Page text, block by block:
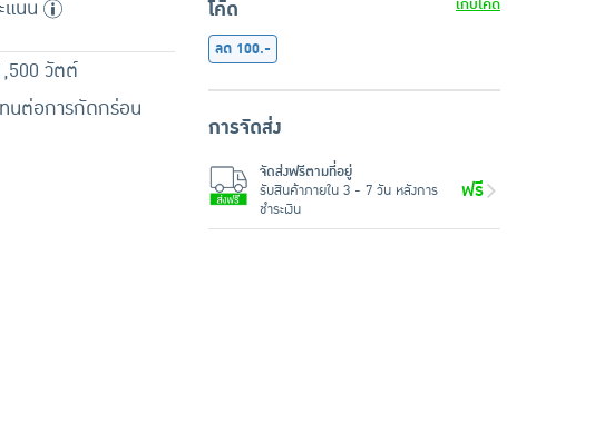
แนน
วัตต์
นต่อการกัดกร่อน
โค้ด
ลด 100.-
การจัดส่ง
จัดส่งฟรีตามที่อยู่
รับสินค้าภายใน 3 - 7 วัน หลังการ
ชำระเงิน
ฟรี